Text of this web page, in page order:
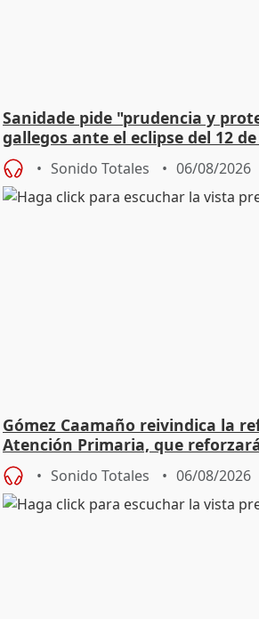
Sanidade pide "prudencia y
gallegos ante el eclipse del 12
Sonido Totales 06/08/2026
Gómez Caamaño reivindica la
Atención Primaria, que
Sonido Totales 06/08/2026